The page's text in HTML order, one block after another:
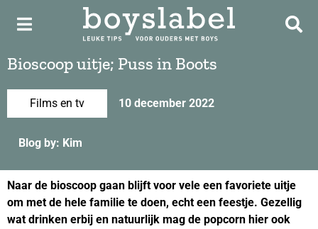
Bioscoop uitje; Puss in Boots
Films en tv 10 december 2022
Blog by: Kim
Naar de bioscoop gaan blijft voor vele een favoriete uitje
om met de hele familie te doen, echt een feestje. Gezellig
wat drinken erbij en natuurlijk mag de popcorn hier ook